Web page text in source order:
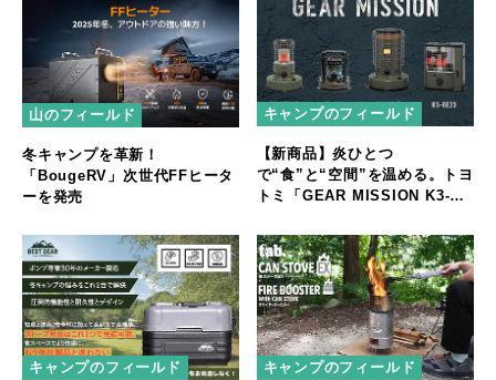
山のフィールド
冬キャンプを革新！
「BougeRV」次世代FFヒータ
ーを発売
キャンプのフィールド
【新商品】炎ひとつ
で“食”と“空間”を温める。トヨ
トミ「GEAR MISSION K3-
キャンプのフィールド キャンプのフィールド